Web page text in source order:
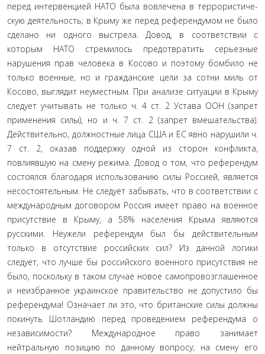
перед интервенцией НАТО была вовлечена в террористиче­
скую деятельность; в Крыму же перед референдумом не было
сделано ни одного выстрела. Довод, в соответствии с
которым НАТО стремилось предотвратить серьезные
нарушения прав человека в Косово и поэтому бомбило не
только военные, но и гражданские цели за сотни миль от
Косово, выглядит не­уместным. При анализе ситуации в Крыму
следует учитывать не только ч. 4 ст. 2 Устава ООН (запрет
применения силы), но и ч. 7 ст. 2 (запрет вмешательства).
Действительно, должност­ные лица США и ЕС явно нарушили ч.
7 ст. 2, оказав поддерж­ку одной из сторон конфликта,
повлиявшую на смену режима. Довод о том, что референдум
состоялся благодаря использо­ванию силы Россией, является
несостоятельным. Не следует забывать, что в соответствии с
международным договором Россия имеет право на военное
присутствие в Крыму, а 58% населения Крыма являются
русскими. Неужели референдум был бы действительным
только в отсутствие российских сил? Из данной логики
следует, что лучше бы российского военно­го присутствия не
было, поскольку в таком случае новое само­провозглашенное
и неизбранное украинское правительство не допустило бы
референдума! Означает ли это, что британ­ские силы должны
покинуть Шотландию перед проведением референдума о
независимости? Международное право зани­мает
нейтральную позицию по данному вопросу; на смену его